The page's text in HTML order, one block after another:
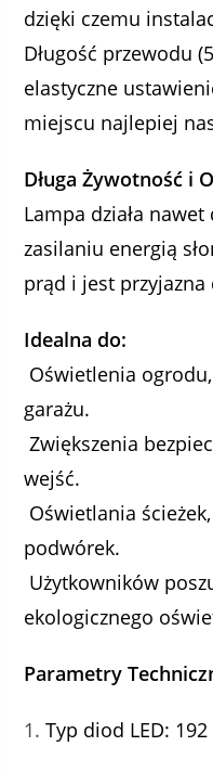
dzięki czemu
Długość przewodu
elastyczne
miejscu najlepiej
Długa Żywotność i
Lampa działa
zasilaniu energią
prąd i jest
Idealna do:
Oświetlenia
garażu.
Zwiększenia
wejść.
Oświetlania
podwórek.
Użytkowników
ekologicznego
Parametry
Typ diod LED: 192